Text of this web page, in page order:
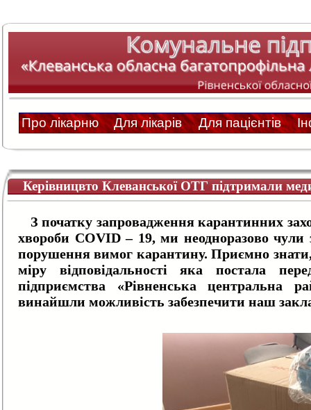
Керівницвто Клеванської ОТГ підтримали
З початку запровадження карантинних
хвороби COVID – 19, ми неодноразово чули
порушення вимог карантину. Приємно
міру відповідальності яка постала
підприємства «Рівненська центральна
винайшли можливість забезпечити наш
Про лікарню Для лікарів Для пацієнтів